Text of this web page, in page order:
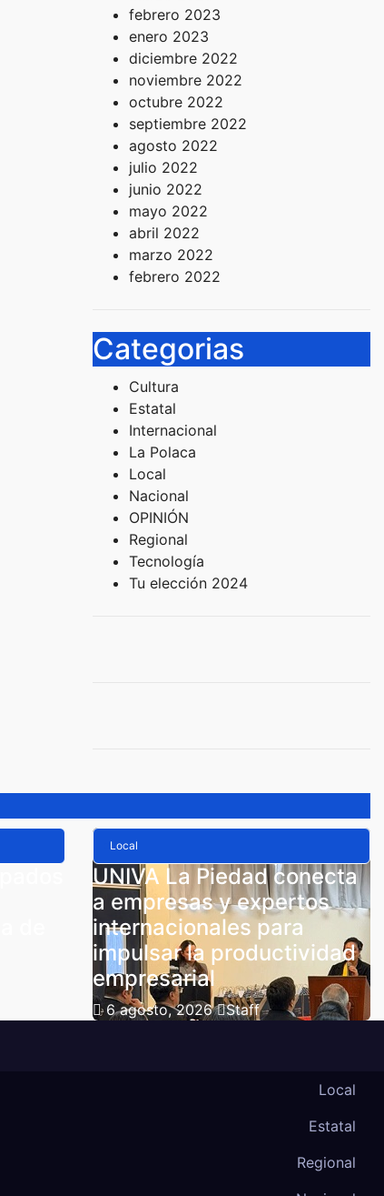
febrero 2023
enero 2023
diciembre 2022
noviembre 2022
octubre 2022
septiembre 2022
agosto 2022
julio 2022
junio 2022
mayo 2022
abril 2022
marzo 2022
febrero 2022
Categorias
Cultura
Estatal
Internacional
La Polaca
Local
Nacional
OPINIÓN
Regional
Tecnología
Tu elección 2024
Local
UNIVA La Piedad conecta
a empresas y expertos
internacionales para
impulsar la productividad
empresarial
6 agosto, 2026 Staff
Local
Estatal
Regional